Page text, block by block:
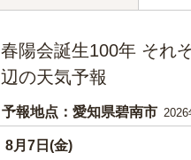
春陽会誕生100年 それ
辺の天気予報
予報地点：愛知県碧南市
8月7日(金)